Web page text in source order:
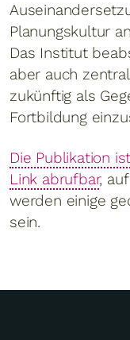
Planungskultur
Das Institut
aber auch
zukünftig als
Fortbildung
Die Publikation
Link abrufbar,
werden einige
sein.